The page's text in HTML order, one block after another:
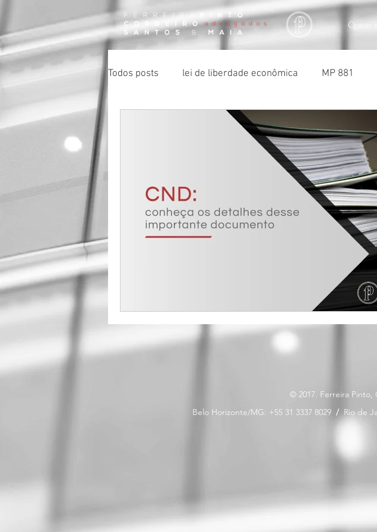
Quem
Todos posts lei de liberdade econômica MP 881
certidão negativa de débito
© 2017. Ferreira Pinto,
Belo Horizonte/MG: +55 31 3337 8029 / Rio de